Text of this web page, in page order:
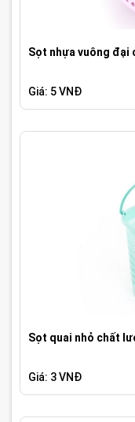
Sọt nhựa vuông đại
Giá: 5 VNĐ
Sọt quai nhỏ chất
Giá: 3 VNĐ